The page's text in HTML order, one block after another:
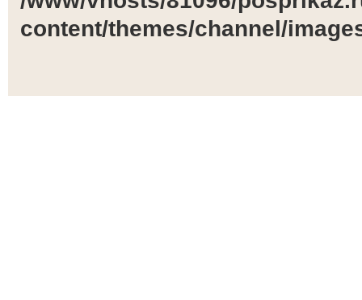
content/themes/channel/